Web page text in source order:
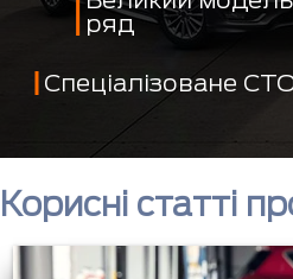
ряд
Спеціалізоване
Корисні статті